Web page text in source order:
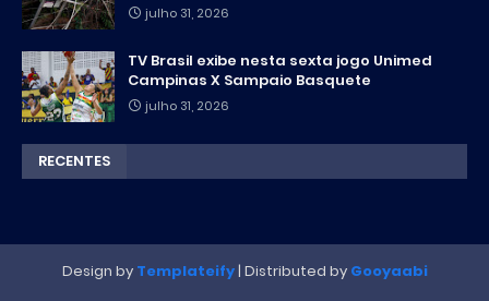
julho 31, 2026
TV Brasil exibe nesta sexta jogo Unimed
Campinas X Sampaio Basquete
julho 31, 2026
RECENTES
Design by Templateify| Distributed by Gooyaabi